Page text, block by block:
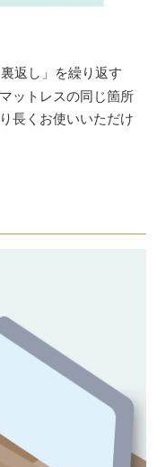
返し」を繰り返す
ットレスの同じ箇所
長くお使いいただけ